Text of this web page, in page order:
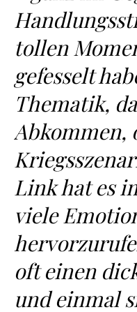
tollen
gefesselt
Thematik,
Abkommen,
Link hat es
viele
oft einen
und einmal